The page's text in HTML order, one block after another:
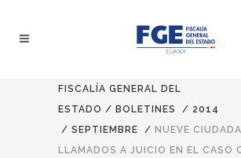
FISCALÍA GENERAL DEL
ESTADO / BOLETINES / 2014
/ SEPTIEMBRE / NUEVE
LLAMADOS A JUICIO EN EL CASO